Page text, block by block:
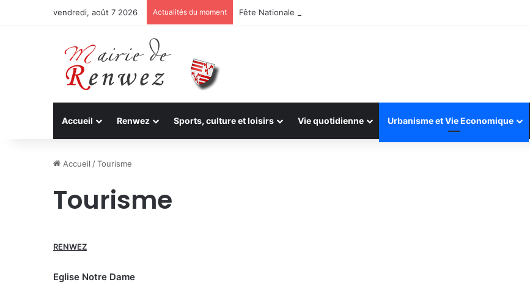
vendredi, août 7 2026 Actualités du moment Fête Nationale : 13 et 14 juillet 2026
Accueil Renwez Sports, culture et loisirs Vie quotidienne Urbanisme et Vie Economique
Accueil /Tourisme
Tourisme
RENWEZ
Eglise Notre Dame